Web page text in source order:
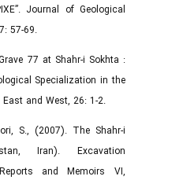
Journal of Geological
57-69.‌
77 at Shahr-i Sokhta :
Specialization in the
East and West, 26: 1-2.
S., (2007). The Shahr-i
Iran). Excavation
Reports and Memoirs VI,